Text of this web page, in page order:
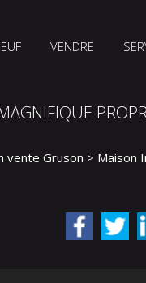
VENDRE
vente Gruson > Maison